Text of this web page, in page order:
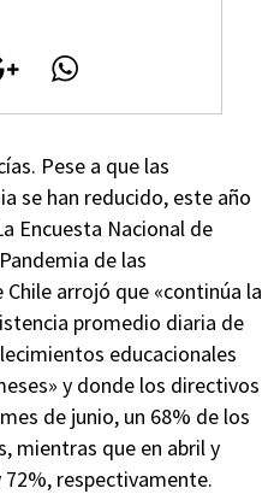
Pese a que las
se han reducido, este año
Encuesta Nacional de
de las
arrojó que «continúa la
promedio diaria de
educacionales
y donde los directivos
de junio, un 68% de los
mientras que en abril y
respectivamente.